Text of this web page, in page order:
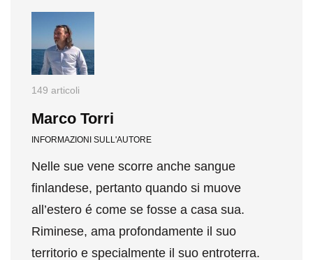
149 articoli
Marco Torri
INFORMAZIONI SULL'AUTORE
Nelle sue vene scorre anche sangue
finlandese, pertanto quando si muove
all’estero é come se fosse a casa sua.
Riminese, ama profondamente il suo
territorio e specialmente il suo entroterra.